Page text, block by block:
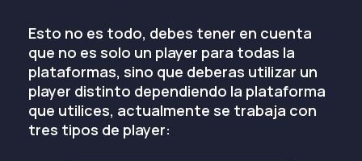
Esto no es todo, debes tener en cuenta
que no es solo un player para todas la
plataformas, sino que deberas utilizar un
player distinto dependiendo la plataforma
que utilices, actualmente se trabaja con
tres tipos de player: